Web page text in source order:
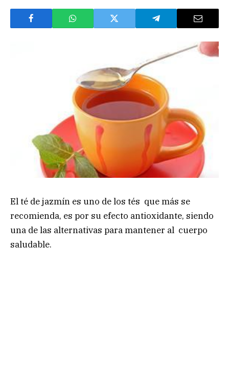
El té de jazmín es uno de los tés que más se
recomienda, es por su efecto antioxidante, siendo
una de las alternativas para mantener al cuerpo
saludable.